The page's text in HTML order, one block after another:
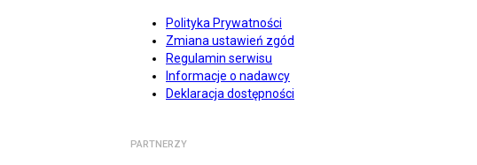
Polityka Prywatności
Zmiana ustawień zgód
Regulamin serwisu
Informacje o nadawcy
Deklaracja dostępności
PARTNERZY